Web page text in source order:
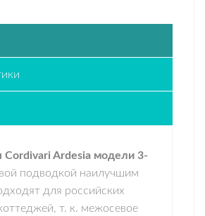
Cordivari Ardesia модели 3-
подводкой наилучшим
для российских
т. к. межосевое